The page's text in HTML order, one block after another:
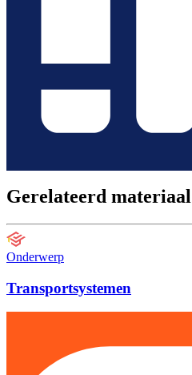
Gerelateerd materiaal
Onderwerp
Transportsystemen